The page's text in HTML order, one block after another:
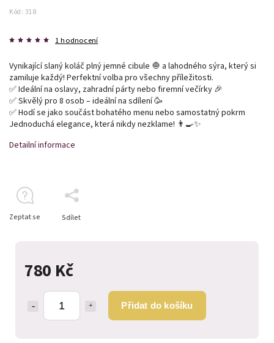
Kód: 318
1 hodnocení
780 Kč
Přidat do košíku
Vynikající slaný koláč plný jemné cibule 🧅 a lahodného sýra, který si
zamiluje každý! Perfektní volba pro všechny příležitosti.
✅ Ideální na oslavy, zahradní párty nebo firemní večírky 🎉
✅ Skvělý pro 8 osob – ideální na sdílení 🥳
✅ Hodí se jako součást bohatého menu nebo samostatný pokrm
Jednoduchá elegance, která nikdy nezklame! 👨‍🍳✨
Detailní informace
Zeptat se Sdílet